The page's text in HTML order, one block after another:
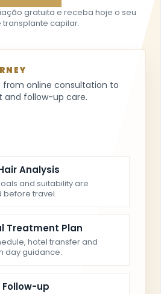
gratuita e receba hoje o seu
capilar.
from online consultation to
follow-up care.
Analysis
and suitability are
before travel.
Treatment Plan
hotel transfer and
day guidance.
up